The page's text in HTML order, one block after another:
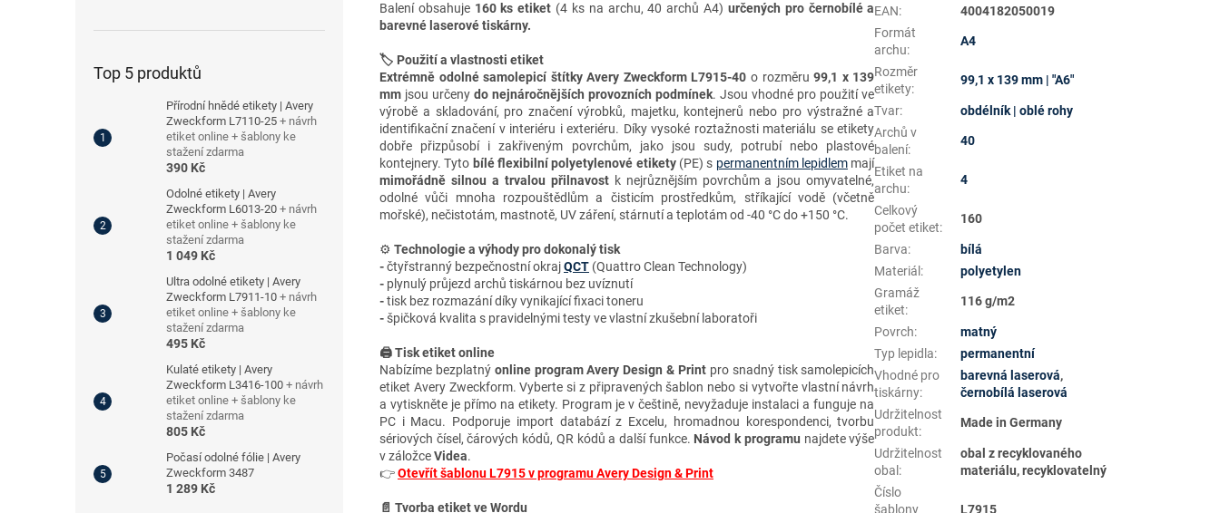
Top 5 produktů
Přírodní hnědé etikety | Avery
Zweckform L7110-25 + návrh
etiket online + šablony ke
stažení zdarma
390 Kč
Odolné etikety | Avery
Zweckform L6013-20 + návrh
etiket online + šablony ke
stažení zdarma
1 049 Kč
Ultra odolné etikety | Avery
Zweckform L7911-10 + návrh
etiket online + šablony ke
stažení zdarma
495 Kč
Kulaté etikety | Avery
Zweckform L3416-100 + návrh
etiket online + šablony ke
stažení zdarma
805 Kč
Počasí odolné fólie | Avery
Zweckform 3487
1 289 Kč
Balení obsahuje160 ks etiket (4 ks na archu, 40 archů A4) určených pro černobílé a
barevné laserové tiskárny.
🏷️ Použití a vlastnosti etiket
Extrémně odolné samolepicí štítky Avery Zweckform L7915-40o rozměru99,1 x 139
mm jsou určenydo nejnáročnějších provozních podmínek. Jsou vhodné pro použití ve
výrobě a skladování, pro značení výrobků, majetku, kontejnerů nebo pro výstražné a
identifikační značení v interiéru i exteriéru. Díky vysoké roztažnosti materiálu se etikety
dobře přizpůsobí i zakřiveným povrchům, jako jsou sudy, potrubí nebo plastové
kontejnery. Tyto bílé flexibilní polyetylenové etikety (PE) s permanentním lepidlem mají
mimořádně silnou a trvalou přilnavostk nejrůznějším povrchům a jsou omyvatelné,
odolné vůči mnoha rozpouštědlům a čisticím prostředkům, stříkající vodě (včetně
mořské), nečistotám, mastnotě, UV záření, stárnutí a teplotám od -40 °C do +150 °C.
⚙️ Technologie a výhodypro dokonalý tisk
-čtyřstranný bezpečnostní okrajQCT (Quattro Clean Technology)
- plynulý průjezd archů tiskárnou bez uvíznutí
-tisk bez rozmazání díky vynikající fixaci toneru
- špičková kvalita s pravidelnými testy ve vlastní zkušební laboratoři
🖨️ Tisk etiket online
Nabízíme bezplatnýonline program Avery Design & Print pro snadný tisk samolepicích
etiket Avery Zweckform. Vyberte si z připravených šablon nebo si vytvořte vlastní návrh
a vytiskněte je přímo na etikety. Program je v češtině, nevyžaduje instalaci a funguje na
PC i Macu. Podporuje import databází z Excelu, hromadnou korespondenci, tvorbu
sériových čísel, čárových kódů, QR kódů a další funkce. Návod k programu najdete výše
v záložceVidea.
👉Otevřít šablonu L7915 v programu Avery Design & Print
📄 Tvorba etiket ve Wordu
EAN:
4004182050019
Formát
archu:
A4
Rozměr
etikety:
99,1 x 139 mm | "A6"
Tvar:
obdélník | oblé rohy
Archů v
balení:
40
Etiket na
archu:
4
Celkový
počet etiket:
160
Barva:
bílá
Materiál :
polyetylen
Gramáž
etiket:
116 g/m2
Povrch:
matný
Typ lepidla:
permanentní
Vhodné pro
tiskárny:
barevná laserová,
černobílá laserová
Udržitelnost
produkt:
Made in Germany
Udržitelnost
obal :
obal z recyklovaného
materiálu, recyklovatelný
Číslo
šablony
L7915